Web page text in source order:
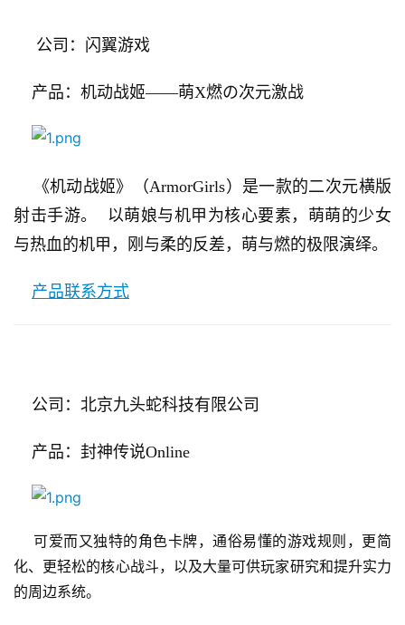
公司：闪翼游戏
产品：机动战姬——萌X燃の次元激战
《机动战姬》（ArmorGirls）是一款的二次元横版
射击手游。  以萌娘与机甲为核心要素，萌萌的少女
与热血的机甲，刚与柔的反差，萌与燃的极限演绎。
产品联系方式
公司：北京九头蛇科技有限公司
产品：封神传说Online
可爱而又独特的角色卡牌，通俗易懂的游戏规则，更简
化、更轻松的核心战斗，以及大量可供玩家研究和提升实力
的周边系统。